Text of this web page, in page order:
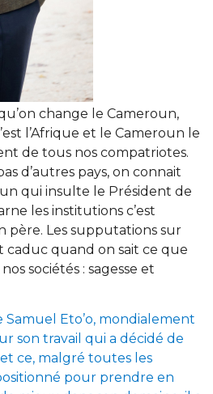
change le Cameroun,
l’Afrique et le Cameroun le
de tous nos compatriotes.
d’autres pays, on connait
qui insulte le Président de
les institutions c’est
père. Les supputations sur
caduc quand on sait ce que
sociétés : sagesse et
Samuel Eto’o, mondialement
son travail qui a décidé de
ce, malgré toutes les
pour prendre en